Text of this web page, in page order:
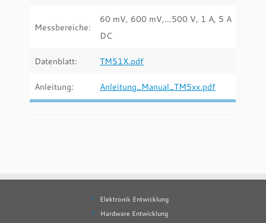
Messbereiche:
60 mV, 600 mV,…500 V, 1 A, 5 A
DC
Datenblatt: TM51X.pdf
Anleitung: Anleitung_Manual_TM5xx.pdf
Elektronik Entwicklung
Hardware Entwicklung